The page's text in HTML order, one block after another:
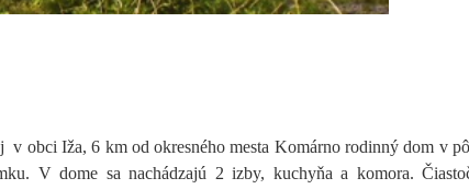
v obci Iža, 6 km od okresného mesta Komárno rodinný dom v
V dome sa nachádzajú 2 izby, kuchyňa a komora.